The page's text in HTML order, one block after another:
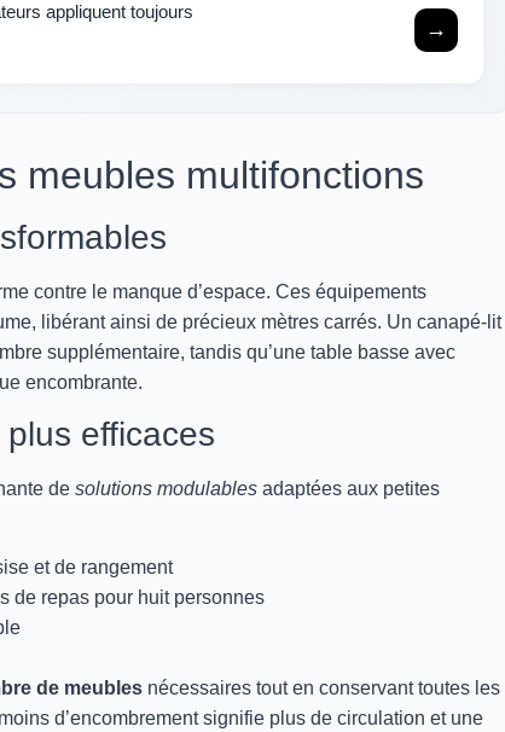
appliquent toujours
→
meubles multifonctions
contre le manque d’espace. Ces équipements
libérant ainsi de précieux mètres carrés. Un canapé-lit
supplémentaire, tandis qu’une table basse avec
encombrante.
efficaces
de solutions modulables adaptées aux petites
et de rangement
de repas pour huit personnes
de meubles nécessaires tout en conservant toutes les
d’encombrement signifie plus de circulation et une